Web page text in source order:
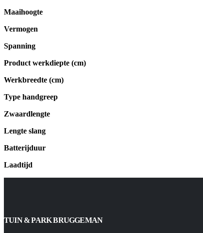
Maaihoogte
Vermogen
Spanning
Product werkdiepte (cm)
Werkbreedte (cm)
Type handgreep
Zwaardlengte
Lengte slang
Batterijduur
Laadtijd
TUIN & PARK BRUGGEMAN